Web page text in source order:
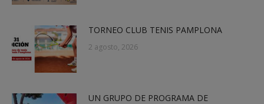
TORNEO CLUB TENIS PAMPLONA
2 agosto, 2026
UN GRUPO DE PROGRAMA DE